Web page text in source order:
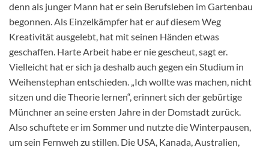
denn als junger Mann hat er sein Berufsleben im Gartenbau
begonnen. Als Einzelkämpfer hat er auf diesem Weg
Kreativität ausgelebt, hat mit seinen Händen etwas
geschaffen. Harte Arbeit habe er nie gescheut, sagt er.
Vielleicht hat er sich ja deshalb auch gegen ein Studium in
Weihenstephan entschieden. „Ich wollte was machen, nicht
sitzen und die Theorie lernen“, erinnert sich der gebürtige
Münchner an seine ersten Jahre in der Domstadt zurück.
Also schuftete er im Sommer und nutzte die Winterpausen,
um sein Fernweh zu stillen. Die USA, Kanada, Australien,